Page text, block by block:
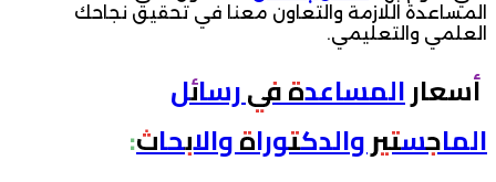
المساعدة اللازمة والتعاون معنا في تحقيق نجاحك
العلمي والتعليمي.
أسعارالمساعدة في رسائل
الماجستير والدكتوراة والابحاث: